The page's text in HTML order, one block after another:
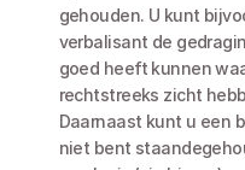
gehouden. U kunt
verbalisant de
goed heeft kunnen
rechtstreeks zicht
Daarnaast kunt u een
niet bent